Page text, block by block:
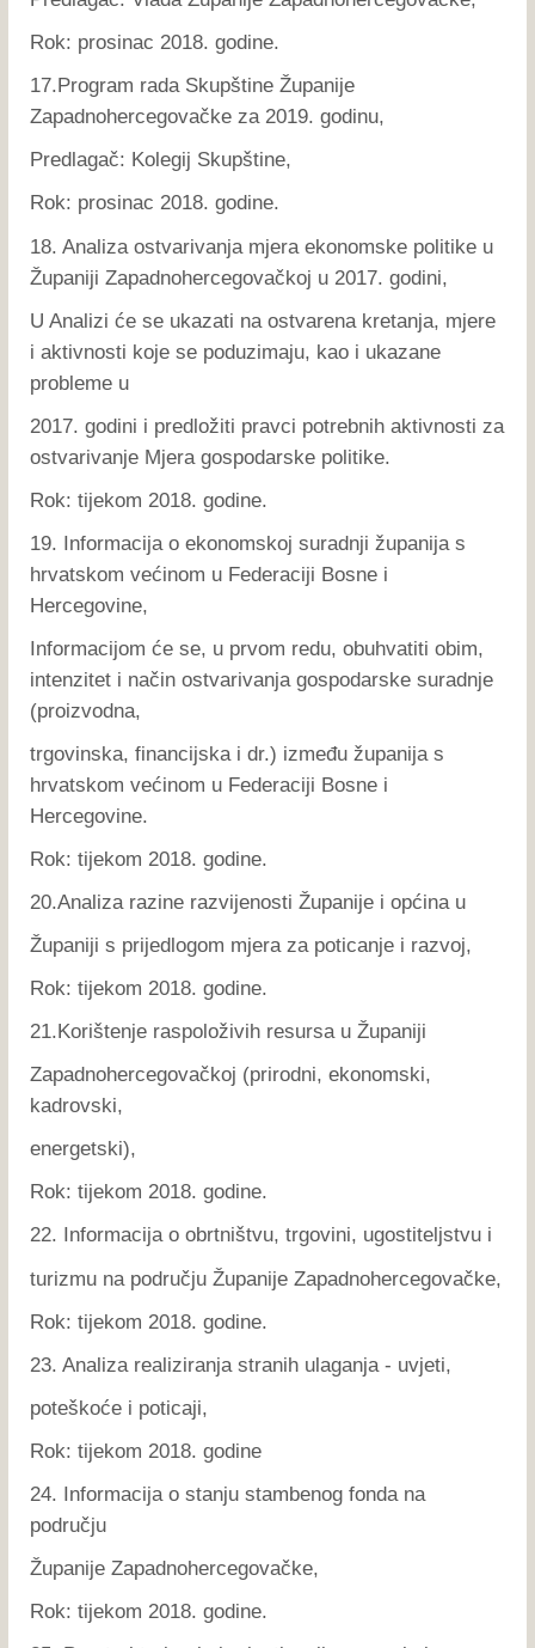
Rok: prosinac 2018. godine.
17.Program rada Skupštine Županije
Zapadnohercegovačke za 2019. godinu,
Predlagač: Kolegij Skupštine,
Rok: prosinac 2018. godine.
18. Analiza ostvarivanja mjera ekonomske politike u
Županiji Zapadnohercegovačkoj u 2017. godini,
U Analizi će se ukazati na ostvarena kretanja, mjere
i aktivnosti koje se poduzimaju, kao i ukazane
probleme u
2017. godini i predložiti pravci potrebnih aktivnosti za
ostvarivanje Mjera gospodarske politike.
Rok: tijekom 2018. godine.
19. Informacija o ekonomskoj suradnji županija s
hrvatskom većinom u Federaciji Bosne i
Hercegovine,
Informacijom će se, u prvom redu, obuhvatiti obim,
intenzitet i način ostvarivanja gospodarske suradnje
(proizvodna,
trgovinska, financijska i dr.) između županija s
hrvatskom većinom u Federaciji Bosne i
Hercegovine.
Rok: tijekom 2018. godine.
20.Analiza razine razvijenosti Županije i općina u
Županiji s prijedlogom mjera za poticanje i razvoj,
Rok: tijekom 2018. godine.
21.Korištenje raspoloživih resursa u Županiji
Zapadnohercegovačkoj (prirodni, ekonomski,
kadrovski,
energetski),
Rok: tijekom 2018. godine.
22. Informacija o obrtništvu, trgovini, ugostiteljstvu i
turizmu na području Županije Zapadnohercegovačke,
Rok: tijekom 2018. godine.
23. Analiza realiziranja stranih ulaganja - uvjeti,
poteškoće i poticaji,
Rok: tijekom 2018. godine
24. Informacija o stanju stambenog fonda na
području
Županije Zapadnohercegovačke,
Rok: tijekom 2018. godine.